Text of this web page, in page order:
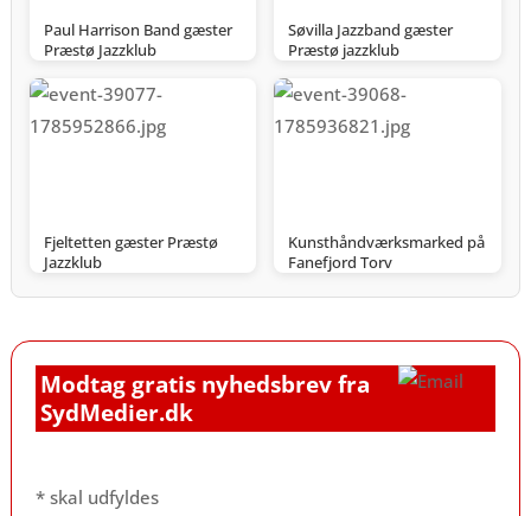
Paul Harrison Band gæster
Præstø Jazzklub
Søvilla Jazzband gæster
Præstø jazzklub
Fjeltetten gæster Præstø
Jazzklub
Kunsthåndværksmarked på
Fanefjord Torv
Modtag gratis nyhedsbrev fra
SydMedier.dk
*skal udfyldes